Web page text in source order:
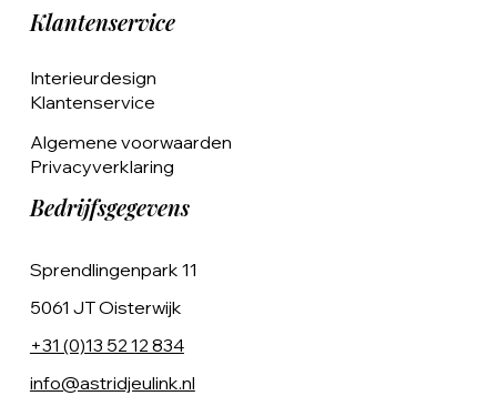
Klantenservice
Interieurdesign
Klantenservice
Algemene voorwaarden
Privacyverklaring
Bedrijfsgegevens
Sprendlingenpark 11
5061 JT Oisterwijk
+31 (0)13 52 12 834
info@astridjeulink.nl